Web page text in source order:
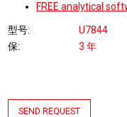
FREE analytical
型号
U7844
保
3 年
SEND REQUEST